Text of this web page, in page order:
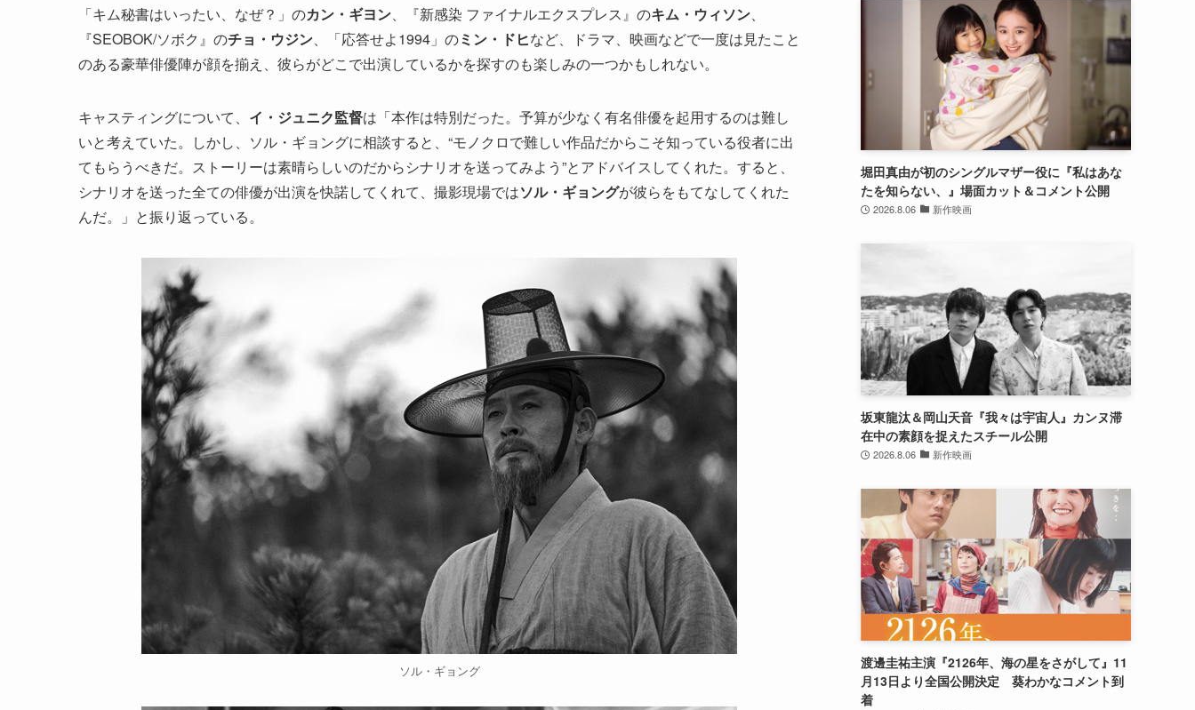
「キム秘書はいったい、なぜ？」のカン・ギヨン、『新感染 ファイナルエクスプレス』のキム・ウィソン、
『SEOBOK/ソボク』のチョ・ウジン、「応答せよ1994」のミン・ドヒなど、ドラマ、映画などで一度は見たこと
のある豪華俳優陣が顔を揃え、彼らがどこで出演しているかを探すのも楽しみの一つかもしれない。
キャスティングについて、 イ・ジュニク監督は「本作は特別だった。予算が少なく有名俳優を起用するのは難し
いと考えていた。しかし、ソル・ギョングに相談すると、“モノクロで難しい作品だからこそ知っている役者に出
てもらうべきだ。ストーリーは素晴らしいのだからシナリオを送ってみよう”とアドバイスしてくれた。すると、
シナリオを送った全ての俳優が出演を快諾してくれて、撮影現場ではソル・ギョングが彼らをもてなしてくれた
んだ。」と振り返っている。
ソル・ギョング
堀田真由が初のシングルマザー役に『私はあな
たを知らない、』場面カット＆コメント公開
2026.8.06 新作映画
坂東龍汰＆岡山天音『我々は宇宙人』カンヌ滞
在中の素顔を捉えたスチール公開
2026.8.06 新作映画
渡邊圭祐主演『2126年、海の星をさがして』11
月13日より全国公開決定 葵わかなコメント到
着